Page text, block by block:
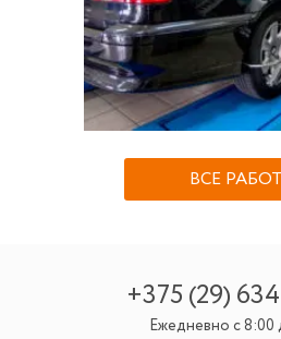
ВСЕ
+375 (29)
Ежедневно с 8:00